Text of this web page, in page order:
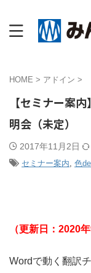
HOME > アドイン >
【セミナー案
明会（未定）
2017年11月2日
セミナー案内, 色
（更新日：2020
Wordで動く翻訳